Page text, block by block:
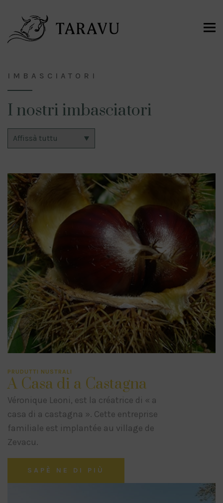
IMBASCIATORI
I nostri imbasciatori
PRUDUTTI NUSTRALI
A Casa di a Castagna
Véronique Leoni, est la créatrice di « a
casa di a castagna ». Cette entreprise
familiale est implantée au village de
Zevacu.
SAPÈ NE DI PIÙ